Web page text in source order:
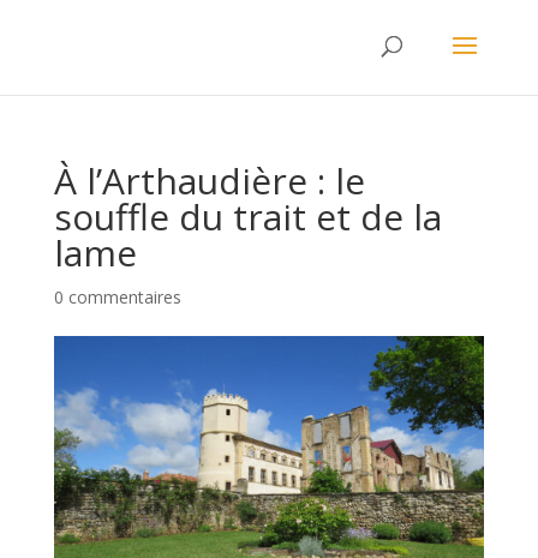
À l’Arthaudière : le
souffle du trait et de la
lame
0 commentaires